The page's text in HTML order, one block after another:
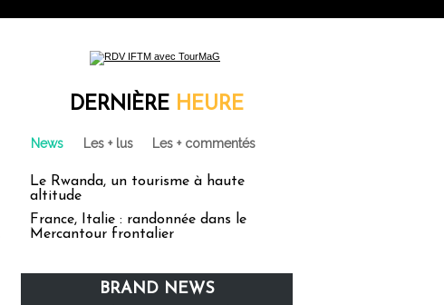
DERNIÈRE HEURE
News Les + lus Les + commentés
Le Rwanda, un tourisme à haute
altitude
France, Italie : randonnée dans le
Mercantour frontalier
BRAND NEWS